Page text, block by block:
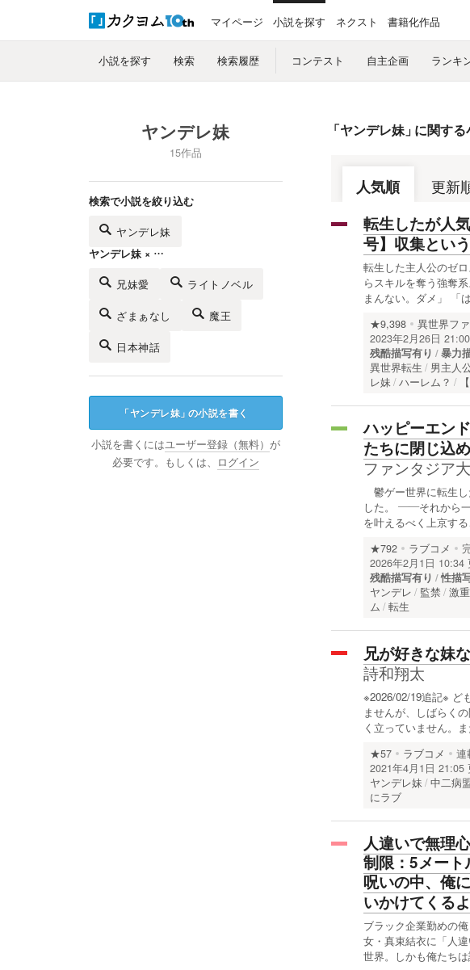
マイページ 小説を探す ネクスト 書籍化作品
小説を探す 検索 検索履歴 コンテスト 自主企画 ランキ
ヤンデレ妹
15作品
検索で小説を絞り込む
ヤンデレ妹
ヤンデレ妹 × …
兄妹愛 ライトノベル
ざまぁなし 魔王
日本神話
「ヤンデレ妹 」の小説を書く
小説を書くにはユーザー登録（無料） が
必要です。もしくは、
ログイン
「ヤンデレ妹」に関する
人気順 更新
転生したが人
号】収集とい
転生した主人公のゼ
らスキルを奪う強奪
まんない。ダメ」 「
★9,398 異世界フ
2023年2月26日
残酷描写有り
暴力
異世界転生
男主人
レ妹 ハーレム？
ハッピーエン
たちに閉じ込
ファンタジア
鬱ゲー世界に転生
した。 ――それから
を叶えるべく上京す
★792 ラブコメ
2026年2月1日 10:34
残酷描写有り
性描
ヤンデレ
監禁 激
ム
転生
兄が好きな妹
詩和翔太
※2026/02/19追記※ ど
ませんが、しばらく
く立っていません。
★57 ラブコメ 連
2021年4月1日 21:05
ヤンデレ妹 中二病
にラブ
人違いで無理
制限：5メー
呪いの中、俺
いかけてくる
ブラック企業勤めの
女・真束結衣に「人
世界。しかも俺たち